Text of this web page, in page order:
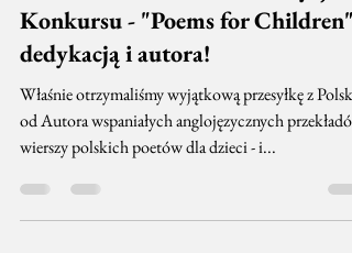
Lokomotywa Stacja Northampton
27 lut 2019
1 minut(y) czytania
Gratka dla Laureatów II Edycji
Konkursu - "Poems for Children"
dedykacją i autora!